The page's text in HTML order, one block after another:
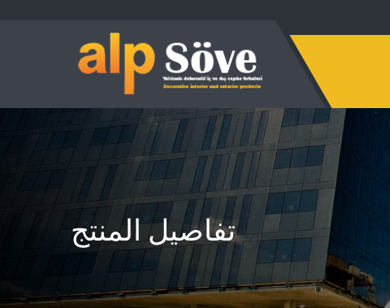
تفاصيل المنتج